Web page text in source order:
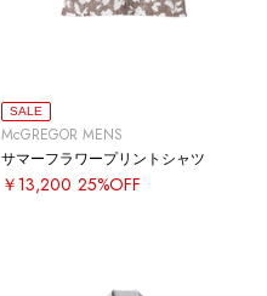
SALE
McGREGOR MENS
サマーフラワープリントシャツ
￥13,200 25%OFF